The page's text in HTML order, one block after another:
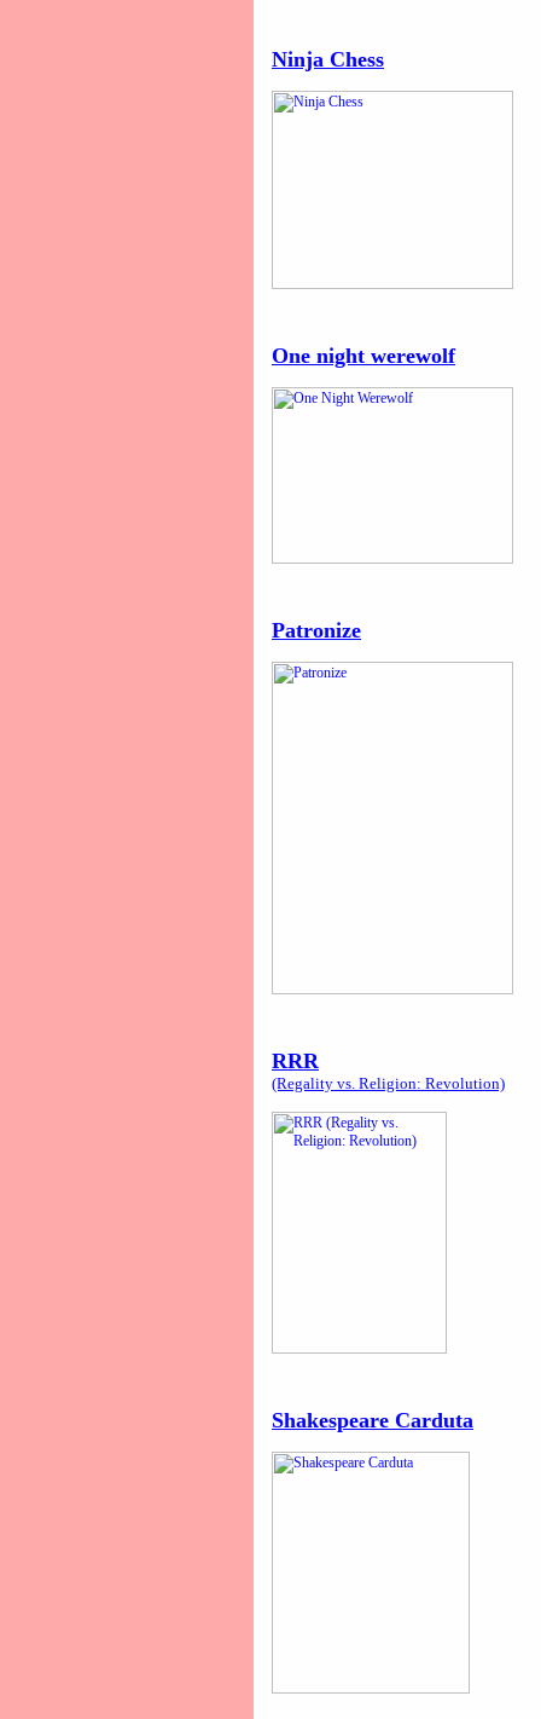
Ninja Chess
One night werewolf
Patronize
RRR
(Regality vs. Religion: Revolution)
Shakespeare Carduta